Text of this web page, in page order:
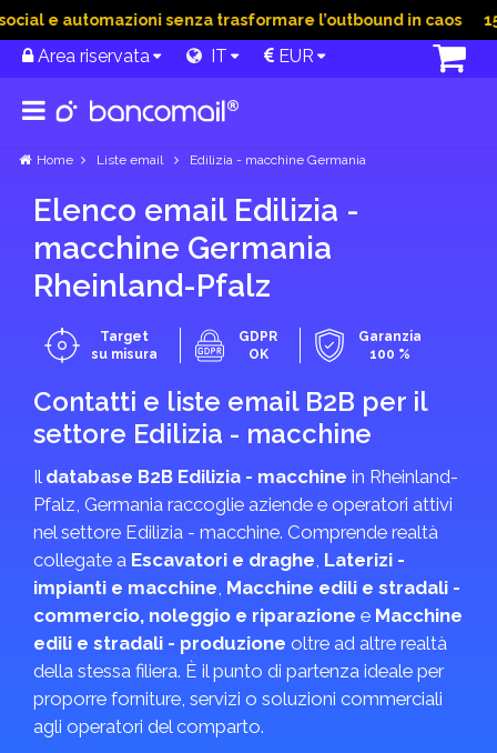
e automazioni senza trasformare l’outbound in caos 15
Area riservata IT EUR
Home Liste email Edilizia - macchine Germania
Elenco email Edilizia -
macchine Germania
Rheinland-Pfalz
Target
su misura
GDPR
OK
Garanzia
100 %
Contatti e liste email B2B per il
settore Edilizia - macchine
Il database B2B Edilizia - macchine in Rheinland-
Pfalz, Germania raccoglie aziende e operatori attivi
nel settore Edilizia - macchine. Comprende realtà
collegate a Escavatori e draghe, Laterizi -
impianti e macchine, Macchine edili e stradali -
commercio, noleggio e riparazione e Macchine
edili e stradali - produzione oltre ad altre realtà
della stessa filiera. È il punto di partenza ideale per
proporre forniture, servizi o soluzioni commerciali
agli operatori del comparto.